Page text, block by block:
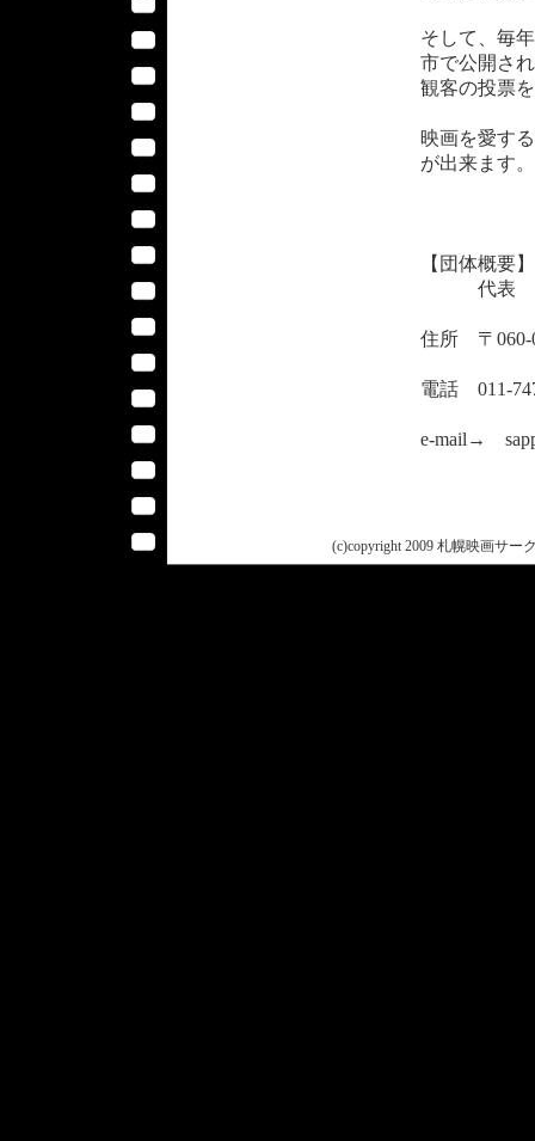
そして、毎
市で公開さ
観客の投票
映画を愛す
が出来ます。
【団体概要
代表
住所 〒060-
電話 011-
e-mail→
(c)copyright 2009 札幌映画サー